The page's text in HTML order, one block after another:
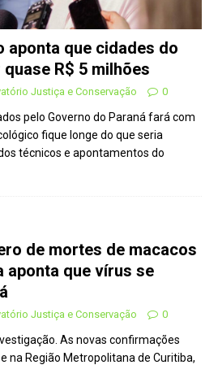
aponta que cidades do
R$ 5 milhões
Justiça e Conservação 0
pelo Governo do Paraná fará com
fique longe do que seria
técnicos e apontamentos do
de mortes de macacos
aponta que vírus se
Justiça e Conservação 0
As novas confirmações
na Região Metropolitana de Curitiba,